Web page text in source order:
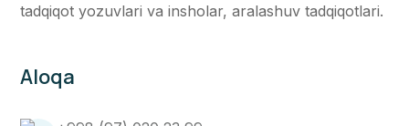
tadqiqot yozuvlari va insholar, aralashuv tadqiqotlari.
Aloqa